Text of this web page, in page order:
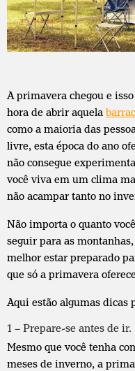
A primavera chegou e
hora de abrir aquela
como a maioria das
livre, esta época do ano
não consegue
você viva em um clima
não acampar tanto no
Não importa o quanto
seguir para as
melhor estar preparado
que só a primavera
Aqui estão algumas dicas
1 – Prepare-se antes de ir.
Mesmo que você tenha
meses de inverno, a